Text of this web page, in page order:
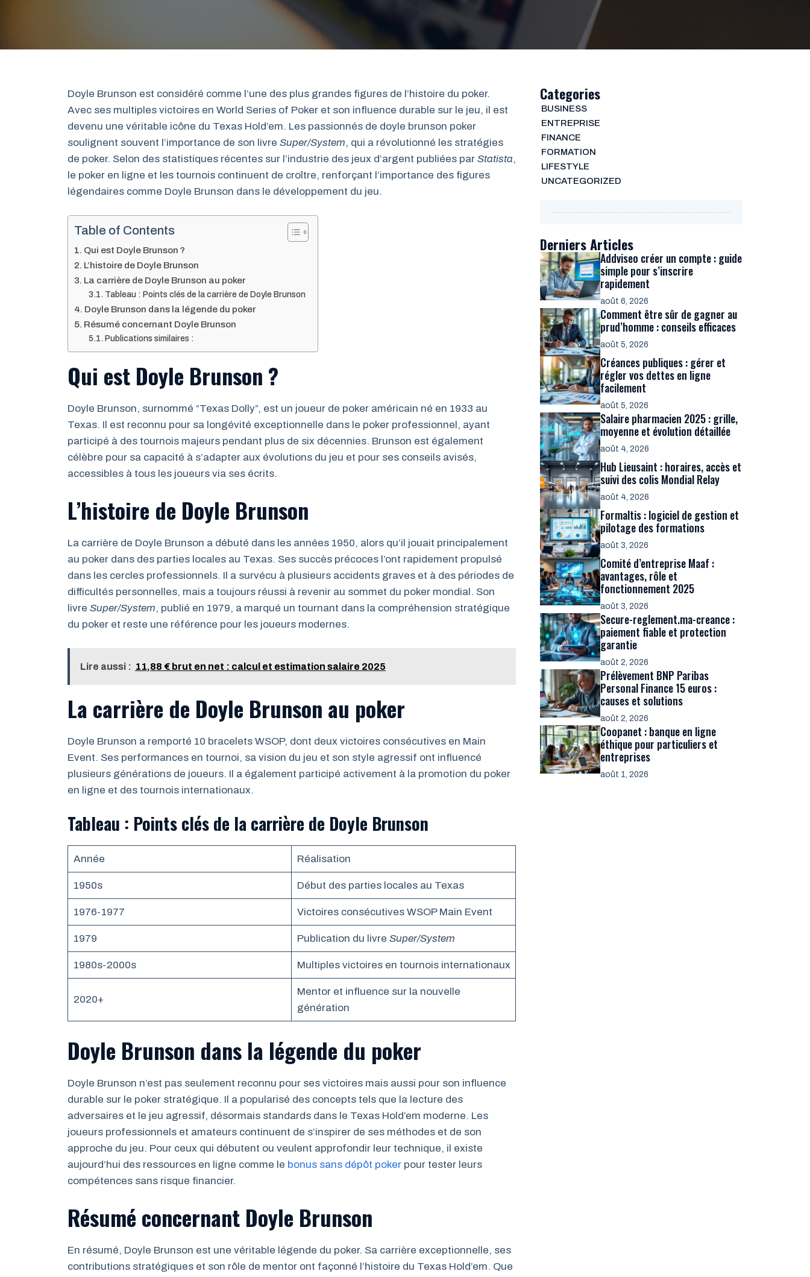
Doyle Brunson est considéré comme l’une des plus grandes figures de l’histoire du poker.
Avec ses multiples victoires en World Series of Poker et son influence durable sur le jeu, il est
devenu une véritable icône du Texas Hold’em. Les passionnés de doyle brunson poker
soulignent souvent l’importance de son livre Super/System, qui a révolutionné les stratégies
de poker. Selon des statistiques récentes sur l’industrie des jeux d’argent publiées par Statista,
le poker en ligne et les tournois continuent de croître, renforçant l’importance des figures
légendaires comme Doyle Brunson dans le développement du jeu.
Table of Contents
Qui est Doyle Brunson ?
L’histoire de Doyle Brunson
La carrière de Doyle Brunson au poker
Tableau : Points clés de la carrière de Doyle Brunson
Doyle Brunson dans la légende du poker
Résumé concernant Doyle Brunson
Publications similaires :
Qui est Doyle Brunson ?
Doyle Brunson, surnommé “Texas Dolly”, est un joueur de poker américain né en 1933 au
Texas. Il est reconnu pour sa longévité exceptionnelle dans le poker professionnel, ayant
participé à des tournois majeurs pendant plus de six décennies. Brunson est également
célèbre pour sa capacité à s’adapter aux évolutions du jeu et pour ses conseils avisés,
accessibles à tous les joueurs via ses écrits.
L’histoire de Doyle Brunson
La carrière de Doyle Brunson a débuté dans les années 1950, alors qu’il jouait principalement
au poker dans des parties locales au Texas. Ses succès précoces l’ont rapidement propulsé
dans les cercles professionnels. Il a survécu à plusieurs accidents graves et à des périodes de
difficultés personnelles, mais a toujours réussi à revenir au sommet du poker mondial. Son
livre Super/System, publié en 1979, a marqué un tournant dans la compréhension stratégique
du poker et reste une référence pour les joueurs modernes.
Lire aussi : 11,88 € brut en net : calcul et estimation salaire 2025
La carrière de Doyle Brunson au poker
Doyle Brunson a remporté 10 bracelets WSOP, dont deux victoires consécutives en Main
Event. Ses performances en tournoi, sa vision du jeu et son style agressif ont influencé
plusieurs générations de joueurs. Il a également participé activement à la promotion du poker
en ligne et des tournois internationaux.
Tableau : Points clés de la carrière de Doyle Brunson
Année Réalisation
1950s Début des parties locales au Texas
1976-1977 Victoires consécutives WSOP Main Event
1979 Publication du livre Super/System
1980s-2000s Multiples victoires en tournois internationaux
2020+
Mentor et influence sur la nouvelle
génération
Doyle Brunson dans la légende du poker
Doyle Brunson n’est pas seulement reconnu pour ses victoires mais aussi pour son influence
durable sur le poker stratégique. Il a popularisé des concepts tels que la lecture des
adversaires et le jeu agressif, désormais standards dans le Texas Hold’em moderne. Les
joueurs professionnels et amateurs continuent de s’inspirer de ses méthodes et de son
approche du jeu. Pour ceux qui débutent ou veulent approfondir leur technique, il existe
aujourd’hui des ressources en ligne comme le bonus sans dépôt poker pour tester leurs
compétences sans risque financier.
Résumé concernant Doyle Brunson
En résumé, Doyle Brunson est une véritable légende du poker. Sa carrière exceptionnelle, ses
contributions stratégiques et son rôle de mentor ont façonné l’histoire du Texas Hold’em. Que
Categories
BUSINESS
ENTREPRISE
FINANCE
FORMATION
LIFESTYLE
UNCATEGORIZED
Derniers Articles
Addviseo créer un compte : guide
simple pour s’inscrire
rapidement
août 6, 2026
Comment être sûr de gagner au
prud’homme : conseils efficaces
août 5, 2026
Créances publiques : gérer et
régler vos dettes en ligne
facilement
août 5, 2026
Salaire pharmacien 2025 : grille,
moyenne et évolution détaillée
août 4, 2026
Hub Lieusaint : horaires, accès et
suivi des colis Mondial Relay
août 4, 2026
Formaltis : logiciel de gestion et
pilotage des formations
août 3, 2026
Comité d’entreprise Maaf :
avantages, rôle et
fonctionnement 2025
août 3, 2026
Secure-reglement.ma-creance :
paiement fiable et protection
garantie
août 2, 2026
Prélèvement BNP Paribas
Personal Finance 15 euros :
causes et solutions
août 2, 2026
Coopanet : banque en ligne
éthique pour particuliers et
entreprises
août 1, 2026